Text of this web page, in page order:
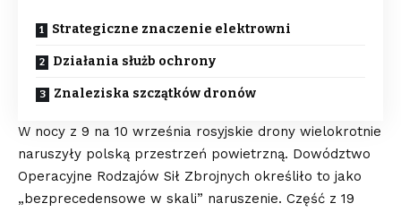
Strategiczne znaczenie elektrowni
Działania służb ochrony
Znaleziska szczątków dronów
W nocy z 9 na 10 września rosyjskie drony wielokrotnie
naruszyły polską przestrzeń powietrzną. Dowództwo
Operacyjne Rodzajów Sił Zbrojnych określiło to jako
„bezprecedensowe w skali” naruszenie. Część z 19